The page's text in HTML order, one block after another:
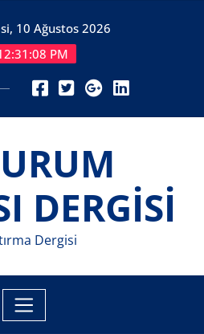
10 Ağustos 2026
PM
DERGİSİ
Dergisi